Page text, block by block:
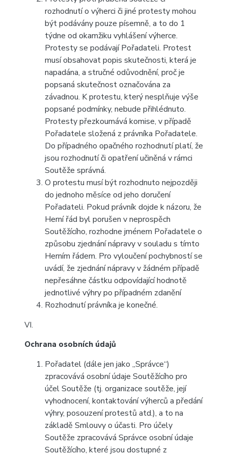
rozhodnutí o výherci či jiné protesty mohou
být podávány pouze písemně, a to do 1
týdne od okamžiku vyhlášení výherce.
Protesty se podávají Pořadateli. Protest
musí obsahovat popis skutečnosti, která je
napadána, a stručné odůvodnění, proč je
popsaná skutečnost označována za
závadnou. K protestu, který nesplňuje výše
popsané podmínky, nebude přihlédnuto.
Protesty přezkoumává komise, v případě
Pořadatele složená z právníka Pořadatele.
Do případného opačného rozhodnutí platí, že
jsou rozhodnutí či opatření učiněná v rámci
Soutěže správná.
O protestu musí být rozhodnuto nejpozději
do jednoho měsíce od jeho doručení
Pořadateli. Pokud právník dojde k názoru, že
Herní řád byl porušen v neprospěch
Soutěžícího, rozhodne jménem Pořadatele o
způsobu zjednání nápravy v souladu s tímto
Herním řádem. Pro vyloučení pochybností se
uvádí, že zjednání nápravy v žádném případě
nepřesáhne částku odpovídající hodnotě
jednotlivé výhry po případném zdanění
Rozhodnutí právníka je konečné.
VI.
Ochrana osobních údajů
Pořadatel (dále jen jako „Správce“)
zpracovává osobní údaje Soutěžícího pro
účel Soutěže (tj. organizace soutěže, její
vyhodnocení, kontaktování výherců a předání
výhry, posouzení protestů atd.), a to na
základě Smlouvy o účasti. Pro účely
Soutěže zpracovává Správce osobní údaje
Soutěžícího, které jsou dostupné z